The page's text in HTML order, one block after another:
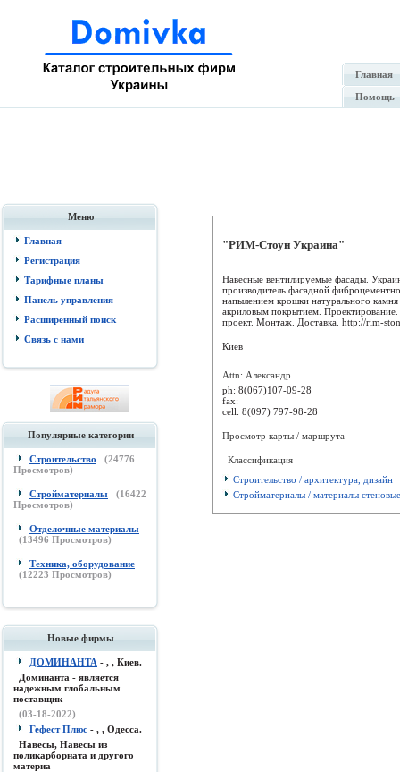
Главная
Помощь
Меню
Главная
Регистрация
Тарифные планы
Панель управления
Расширенный поиск
Связь с нами
Популярные категории
Строительство (24776
Просмотров)
Стройматериалы (16422
Просмотров)
Отделочные материалы
(13496 Просмотров)
Техника, оборудование
(12223 Просмотров)
Новые фирмы
ДОМИНАНТА - , , Киев.
Доминанта - является
надежным глобальным
поставщик
(03-18-2022)
Гефест Плюс - , , Одесса.
Навесы, Навесы из
поликарборната и другого
материа
"РИМ-Стоун Украина"
Навесные вентилируемые фасады.
производитель фасадной
напылением крошки натурального камня
акриловым покрытием.
проект. Монтаж. Доставка. http://rim-
Киев
Attn: Александр
ph: 8(067)107-09-28
fax:
cell: 8(097) 797-98-28
Просмотр карты / маршрута
Классификация
Строительство / архитектура, дизайн
Стройматериалы / материалы стеновые